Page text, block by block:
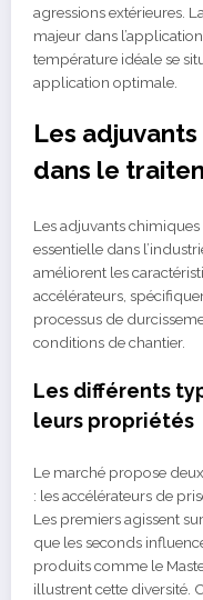
agressions extérieures.
majeur dans
température idéale se
application optimale.
Les
dans le
Les adjuvants
essentielle dans
améliorent les
accélérateurs,
processus de
conditions de chantier.
Les différents
leurs propriétés
Le marché propose
: les accélérateurs de
Les premiers agissent
que les seconds
produits comme le
illustrent cette diversité.